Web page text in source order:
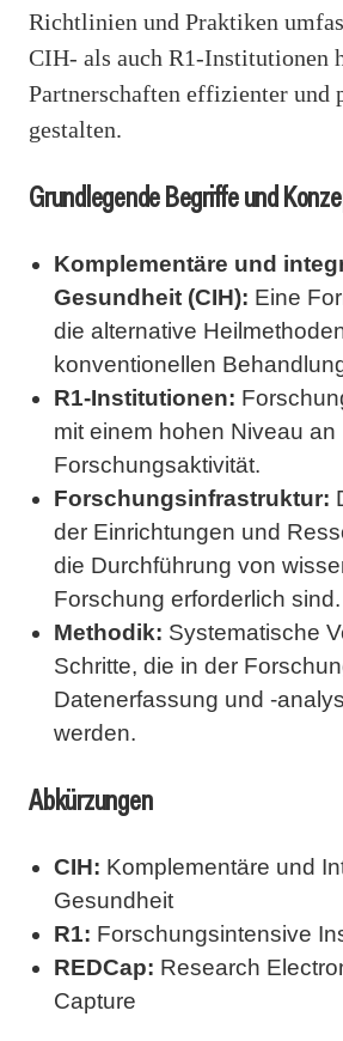
Richtlinien und Praktiken
CIH- als auch R1-Institutionen
Partnerschaften effizienter und
gestalten.
Grundlegende Begriffe und
Komplementäre und
Gesundheit (CIH): Eine
die alternative
konventionellen
R1-Institutionen:
mit einem hohen Niveau an
Forschungsaktivität.
Forschungsinfrastruktur:
der Einrichtungen und
die Durchführung von
Forschung erforderlich sind.
Methodik: Systematische
Schritte, die in der
Datenerfassung und -
werden.
Abkürzungen
CIH: Komplementäre und
Gesundheit
R1: Forschungsintensive
REDCap: Research
Capture